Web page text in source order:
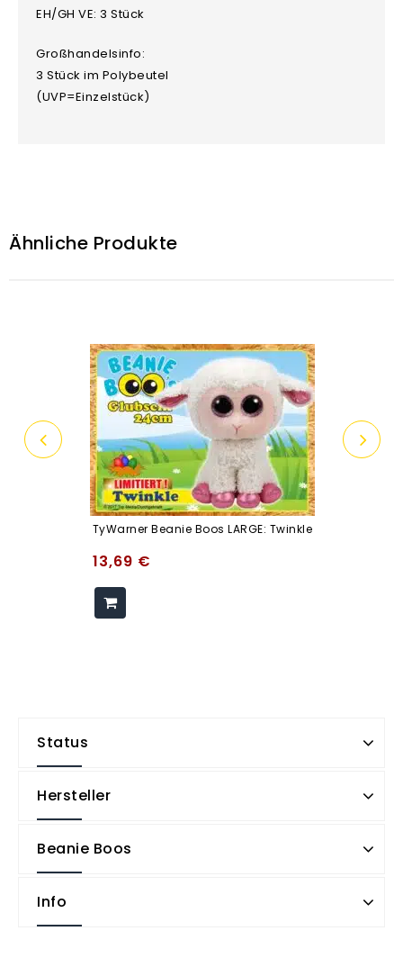
EH/GH VE: 3 Stück
Großhandelsinfo:
3 Stück im Polybeutel
(UVP=Einzelstück)
Ähnliche Produkte
TyWarner Beanie Boos LARGE: Twinkle
13,69 €
Status
Hersteller
Beanie Boos
Info